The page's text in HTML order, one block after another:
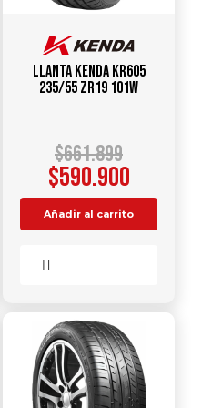
Llanta KENDA KR605
235/55 ZR19 101W
$661.899
$590.900
Añadir al carrito